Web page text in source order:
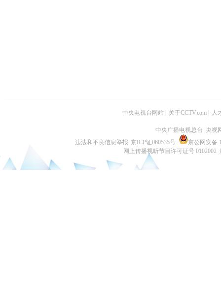
中央电视台网站 关于CCTV.com 人
中央广播电视总台 央视
违法和不良信息举报 京ICP证060535号
京公网安备
网上传播视听节目许可证号 0102002